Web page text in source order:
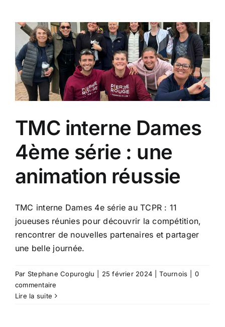
TMC interne Dames
4ème série : une
animation réussie
TMC interne Dames 4e série au TCPR : 11
joueuses réunies pour découvrir la compétition,
rencontrer de nouvelles partenaires et partager
une belle journée.
Par Stephane Copuroglu 25 février 2024 Tournois
0
commentaire
Lire la suite